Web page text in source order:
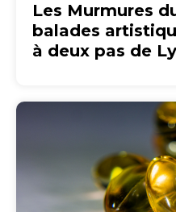
Les Murmures
balades
à deux pas de